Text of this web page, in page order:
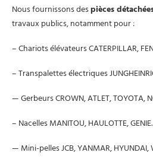
Nous fournissons despièces
travaux publics, notamment pour :
– Chariots élévateurs CATERPILLAR,
– Transpalettes électriques
— Gerbeurs CROWN, ATLET, TOYOTA,
– Nacelles MANITOU, HAULOTTE,
— Mini-pelles JCB, YANMAR, HYUNDAI,